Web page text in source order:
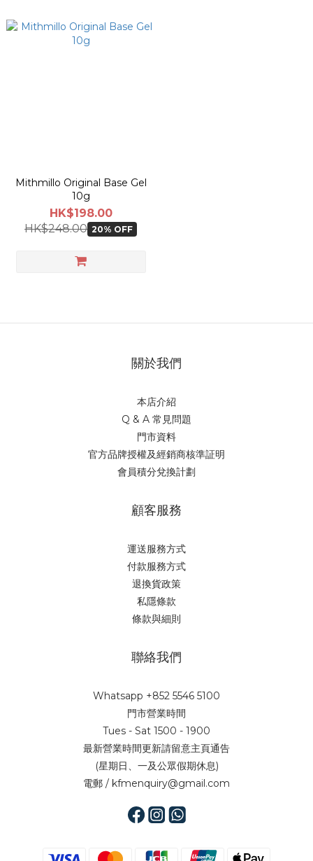
Mithmillo Original Base Gel
10g
HK$198.00
HK$248.00 20% OFF
關於我們
本店介紹
Q & A 常見問題
門市資料
官方品牌授權及經銷商核準証明
會員積分兌換計劃
顧客服務
運送服務方式
付款服務方式
退換貨政策
私隱條款
條款與細則
聯絡我們
Whatsapp +852 5546 5100
門市營業時間
Tues - Sat 1500 - 1900
最新營業時間更新請留意主頁通告
(星期日、一及公眾假期休息)
電郵 / kfmenquiry@gmail.com